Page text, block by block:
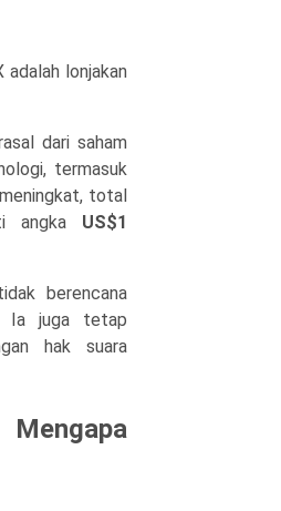
lonjakan
dari saham
termasuk
total
angka US$1
berencana
Ia juga tetap
hak suara